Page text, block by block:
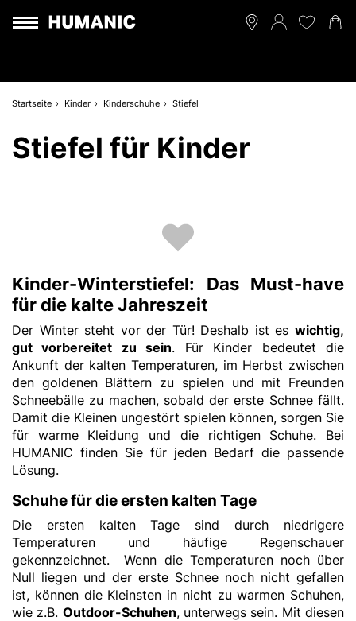
Startseite Kinder Kinderschuhe Stiefel
Stiefel für Kinder
Kinder-Winterstiefel: Das Must-have
für die kalte Jahreszeit
Der Winter steht vor der Tür! Deshalb ist es wichtig,
gut vorbereitet zu sein. Für Kinder bedeutet die
Ankunft der kalten Temperaturen, im Herbst zwischen
den goldenen Blättern zu spielen und mit Freunden
Schneebälle zu machen, sobald der erste Schnee fällt.
Damit die Kleinen ungestört spielen können, sorgen Sie
für warme Kleidung und die richtigen Schuhe. Bei
HUMANIC finden Sie für jeden Bedarf die passende
Lösung.
Schuhe für die ersten kalten Tage
Die ersten kalten Tage sind durch niedrigere
Temperaturen und häufige Regenschauer
gekennzeichnet. Wenn die Temperaturen noch über
Null liegen und der erste Schnee noch nicht gefallen
ist, können die Kleinsten in nicht zu warmen Schuhen,
wie z.B. Outdoor-Schuhen, unterwegs sein. Mit diesen